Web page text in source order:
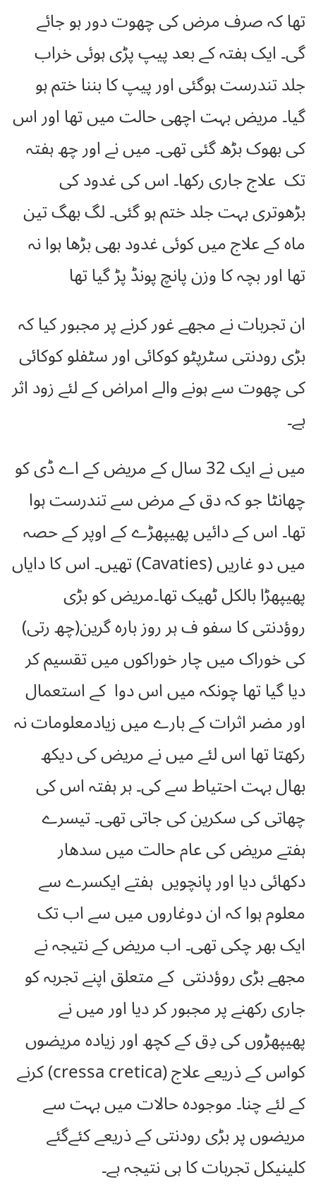
تھا کہ صرف مرض کی چھوت دور ہو جائے
گی۔ ایک ہفتہ کے بعد پیپ پڑی ہوئی خراب
جلد تندرست ہوگئی اور پیپ کا بننا ختم ہو
گیا۔ مریض بہت اچھی حالت میں تھا اور اس
کی بھوک بڑھ گئی تھی۔ میں نے اور چھ ہفتہ
تک علاج جاری رکھا۔ اس کی غدود کی
بڑھوتری بہت جلد ختم ہو گئی۔ لگ بھگ تین
ماہ کے علاج میں کوئی غدود بھی بڑھا ہوا نہ
تھا اور بچہ کا وزن پانچ پونڈ پڑ گیا تھا
ان تجربات نے مجھے غور کرنے پر مجبور کیا کہ
بڑی رودنتی سٹرپٹو کوکائی اور سٹفلو کوکائی
کی چھوت سے ہونے والے امراض کے لئے زود اثر
ہے۔
میں نے ایک 32 سال کے مریض کے اے ڈی کو
چھانٹا جو کہ دق کے مرض سے تندرست ہوا
تھا۔ اس کے دائیں پھیپھڑے کے اوپر کے حصہ
میں دو غاریں (Cavaties) تھیں۔ اس کا دایاں
پھیپھڑا بالکل ٹھیک تھا۔مریض کو بڑی
روؤدنتی کا سفو ف ہر روز بارہ گرین(چھ رتی)
کی خوراک میں چار خوراکوں میں تقسیم کر
دیا گیا تھا چونکہ میں اس دوا کے استعمال
اور مضر اثرات کے بارے میں زیادمعلومات نہ
رکھتا تھا اس لئے میں نے مریض کی دیکھ
بھال بہت احتیاط سے کی۔ ہر ہفتہ اس کی
چھاتی کی سکرین کی جاتی تھی۔ تیسرے
ہفتے مریض کی عام حالت میں سدھار
دکھائی دیا اور پانچویں ہفتے ایکسرے سے
معلوم ہوا کہ ان دوغاروں میں سے اب تک
ایک بھر چکی تھی۔ اب مریض کے نتیجہ نے
مجھے بڑی روؤدنتی کے متعلق اپنے تجربہ کو
جاری رکھنے پر مجبور کر دیا اور میں نے
پھیپھڑوں کی دِق کے کچھ اور زیادہ مریضوں
کواس کے ذریعے علاج (cressa cretica) کرنے
کے لئے چنا۔ موجودہ حالات میں بہت سے
مریضوں پر بڑی رودنتی کے ذریعے کئےگئے
کلینیکل تجربات کا ہی نتیجہ ہے۔